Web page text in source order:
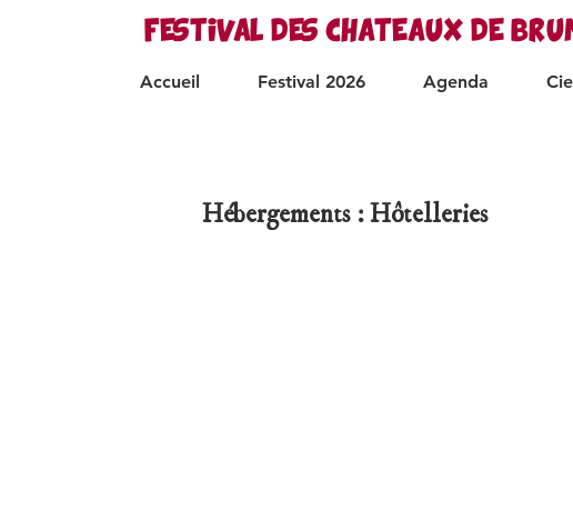
FESTIVAL DES CHATEAUX DE
Accueil Festival 2026 Agenda
Hébergements : Hôtelleries